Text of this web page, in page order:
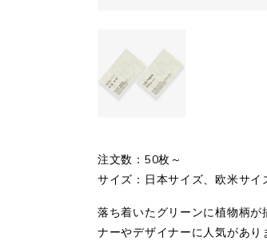
注文数：50枚～
サイズ：日本サイズ、欧米サ
落ち着いたグリーンに植物柄
ナーやデザイナーに人気があり